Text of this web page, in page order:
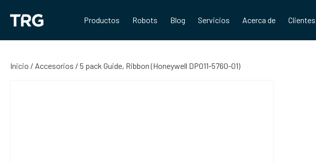
contenido
Productos Robots Blog Servicios Acerca de Clientes
Inicio / Accesorios / 5 pack Guide, Ribbon (Honeywell DPO11-5760-01)